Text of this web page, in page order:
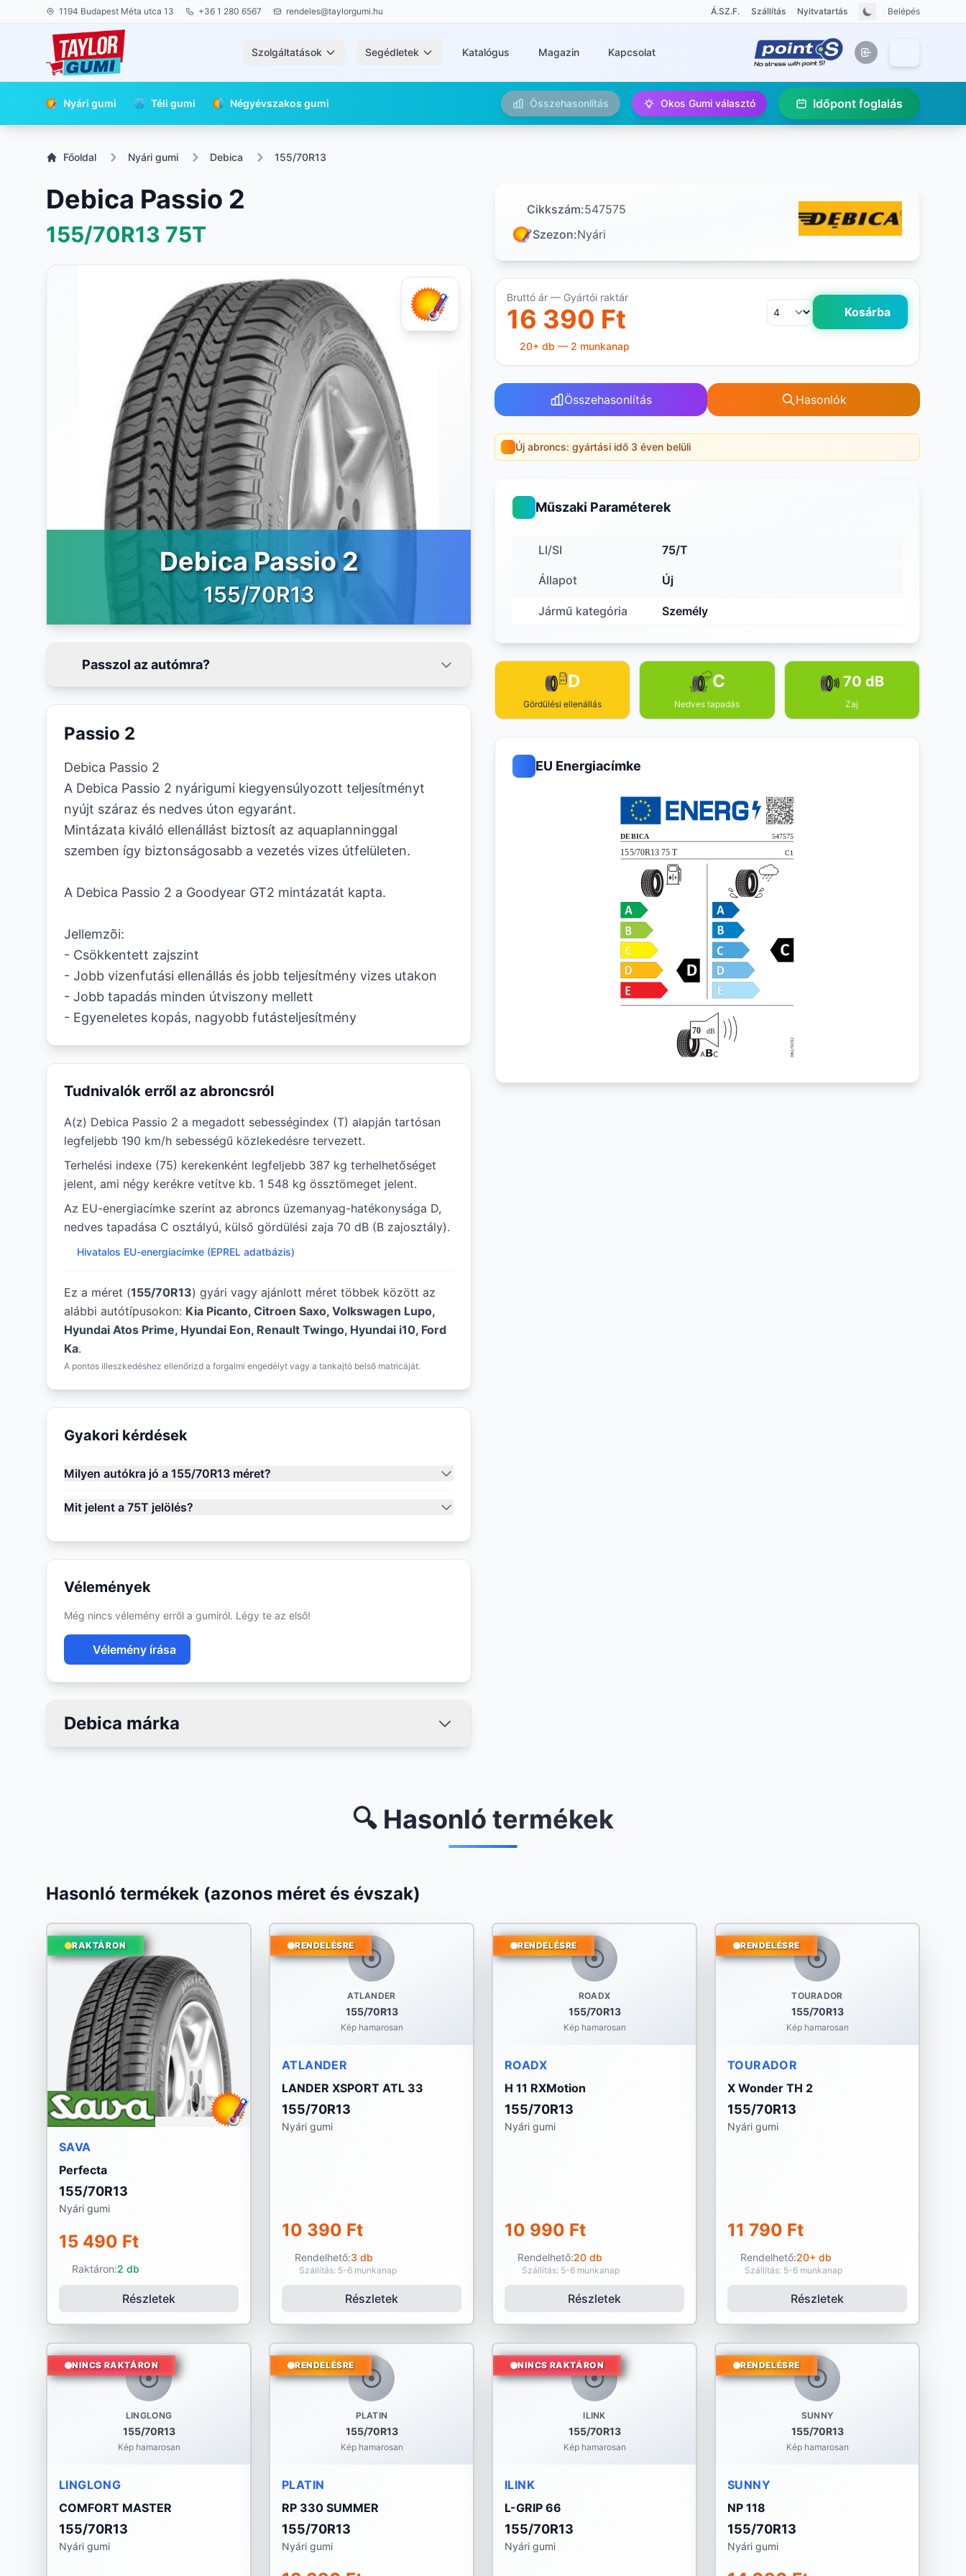
1194 Budapest Méta utca 13 +36 1 280 6567 rendeles@taylorgumi.hu Á.SZ.F. Szállítás Nyitvatartás Belépés
Szolgáltatások Segédletek Katalógus Magazin Kapcsolat
Nyári gumi Téli gumi Négyévszakos gumi Összehasonlítás Okos Gumi választó Időpont foglalás
Főoldal Nyári gumi Debica 155/70R13
Debica Passio 2
155/70R13 75T
Debica Passio 2
155/70R13
Passzol az autómra?
Passio 2
Debica Passio 2
A Debica Passio 2 nyárigumi kiegyensúlyozott teljesítményt
nyújt száraz és nedves úton egyaránt.
Mintázata kiváló ellenállást biztosít az aquaplanninggal
szemben így biztonságosabb a vezetés vizes útfelületen.
A Debica Passio 2 a Goodyear GT2 mintázatát kapta.
Jellemzõi:
- Csökkentett zajszint
- Jobb vizenfutási ellenállás és jobb teljesítmény vizes utakon
- Jobb tapadás minden útviszony mellett
- Egyeneletes kopás, nagyobb futásteljesítmény
Tudnivalók erről az abroncsról
A(z) Debica Passio 2 a megadott sebességindex (T) alapján tartósan
legfeljebb 190 km/h sebességű közlekedésre tervezett.
Terhelési indexe (75) kerekenként legfeljebb 387 kg terhelhetőséget
jelent, ami négy kerékre vetítve kb. 1 548 kg össztömeget jelent.
Az EU-energiacímke szerint az abroncs üzemanyag-hatékonysága D,
nedves tapadása C osztályú, külső gördülési zaja 70 dB (B zajosztály).
Hivatalos EU-energiacímke (EPREL adatbázis)
Ez a méret (155/70R13) gyári vagy ajánlott méret többek között az
alábbi autótípusokon: Kia Picanto, Citroen Saxo, Volkswagen Lupo,
Hyundai Atos Prime, Hyundai Eon, Renault Twingo, Hyundai i10, Ford
Ka.
A pontos illeszkedéshez ellenőrizd a forgalmi engedélyt vagy a tankajtó belső matricáját.
Gyakori kérdések
Milyen autókra jó a 155/70R13 méret?
Mit jelent a 75T jelölés?
Vélemények
Még nincs vélemény erről a gumiról. Légy te az első!
Vélemény írása
Debica márka
Cikkszám:547575
Szezon:Nyári
Bruttó ár — Gyártói raktár
16 390 Ft Kosárba
20+ db — 2 munkanap
Összehasonlítás Hasonlók
Új abroncs: gyártási idő 3 éven belüli
Műszaki Paraméterek
LI/SI 75/T
Állapot Új
Jármű kategória Személy
D
Gördülési ellenállás
C
Nedves tapadás
70 dB
Zaj
EU Energiacímke
🔍 Hasonló termékek
Hasonló termékek (azonos méret és évszak)
RAKTÁRON
SAVA
Perfecta
155/70R13
Nyári gumi
15 490 Ft
Raktáron:2 db
Részletek
ATLANDER
155/70R13
Kép hamarosan
RENDELÉSRE
ATLANDER
LANDER XSPORT ATL 33
155/70R13
Nyári gumi
10 390 Ft
Rendelhető:3 db
Szállítás: 5-6 munkanap
Részletek
ROADX
155/70R13
Kép hamarosan
RENDELÉSRE
ROADX
H 11 RXMotion
155/70R13
Nyári gumi
10 990 Ft
Rendelhető:20 db
Szállítás: 5-6 munkanap
Részletek
TOURADOR
155/70R13
Kép hamarosan
RENDELÉSRE
TOURADOR
X Wonder TH 2
155/70R13
Nyári gumi
11 790 Ft
Rendelhető:20+ db
Szállítás: 5-6 munkanap
Részletek
LINGLONG
155/70R13
Kép hamarosan
NINCS RAKTÁRON
LINGLONG
COMFORT MASTER
155/70R13
Nyári gumi
PLATIN
155/70R13
Kép hamarosan
RENDELÉSRE
PLATIN
RP 330 SUMMER
155/70R13
Nyári gumi
ILINK
155/70R13
Kép hamarosan
NINCS RAKTÁRON
ILINK
L-GRIP 66
155/70R13
Nyári gumi
SUNNY
155/70R13
Kép hamarosan
RENDELÉSRE
SUNNY
NP 118
155/70R13
Nyári gumi